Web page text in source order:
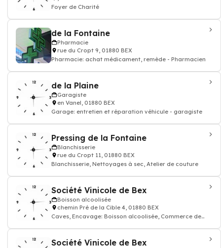
Foyer de Charité
de la Fontaine
Pharmacie
rue du Cropt 9, 01880 BEX
Pharmacie: achat médicament, remède - Pharmacien
de la Plaine
Garagiste
en Vanel, 01880 BEX
Garage: entretien et réparation véhicule - garagiste
Pressing de la Fontaine
Blanchisserie
rue du Cropt 11, 01880 BEX
Blanchisserie, Nettoyages à sec, Atelier de couture
Société Vinicole de Bex
Boisson alcoolisée
chemin Pré de la Cible 4, 01880 BEX
Caves, Encavage: Boisson alcoolisée, Commerce de
Société Vinicole de Bex